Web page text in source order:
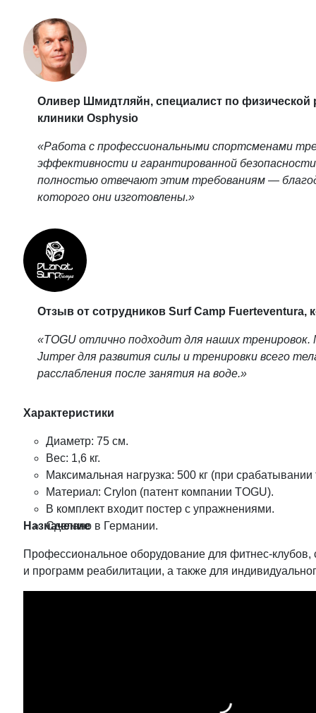
Оливер Шмидтляйн, специалист по физической
клиники Osphysio
«Работа с профессиональными спортсменами
эффективности и гарантированной
полностью отвечают этим требованиям —
которого они изготовлены.»
Отзыв от сотрудников Surf Camp Fuerteventura,
«TOGU отлично подходит для наших тренировок.
Jumper для развития силы и тренировки всего
расслабления после занятия на воде.»
Характеристики
Диаметр: 75 см.
Вес: 1,6 кг.
Максимальная нагрузка: 500 кг (при срабатывании
Материал: Crylon (патент компании TOGU).
В комплект входит постер с упражнениями.
Сделано в Германии.
Назначение
Профессиональное оборудование для фитнес-клубов,
и программ реабилитации, а также для